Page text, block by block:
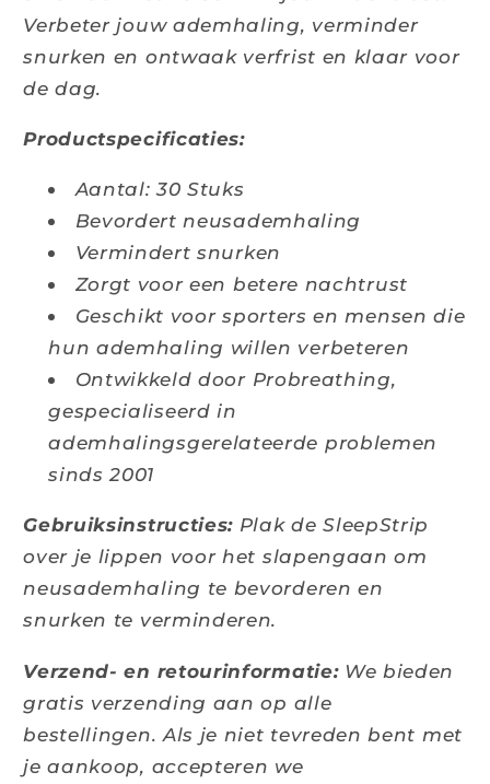
Verbeter jouw ademhaling, verminder
snurken en ontwaak verfrist en klaar voor
de dag.
Productspecificaties:
Aantal: 30 Stuks
Bevordert neusademhaling
Vermindert snurken
Zorgt voor een betere nachtrust
Geschikt voor sporters en mensen die
hun ademhaling willen verbeteren
Ontwikkeld door Probreathing,
gespecialiseerd in
ademhalingsgerelateerde problemen
sinds 2001
Gebruiksinstructies: Plak de SleepStrip
over je lippen voor het slapengaan om
neusademhaling te bevorderen en
snurken te verminderen.
Verzend- en retourinformatie:We bieden
gratis verzending aan op alle
bestellingen. Als je niet tevreden bent met
je aankoop, accepteren we